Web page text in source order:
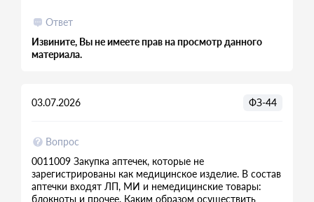
Ответ
Извините, Вы не имеете прав на просмотр данного
материала.
Вопрос
0011009 Закупка аптечек, которые не
зарегистрированы как медицинское изделие. В состав
аптечки входят ЛП, МИ и немедицинские товары:
блокноты и прочее. Каким образом осуществить
03.07.2026 ФЗ-44